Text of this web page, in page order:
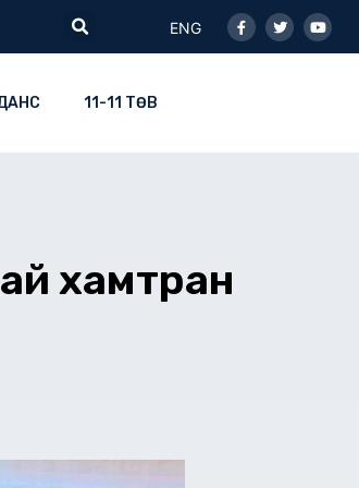
Search
ENG
f
11-11 ТӨВ
хамтран